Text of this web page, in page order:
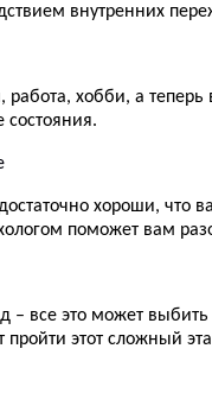
внутренних
хобби, а
состояния.
хороши, что
поможет вам
– все это может
пройти этот